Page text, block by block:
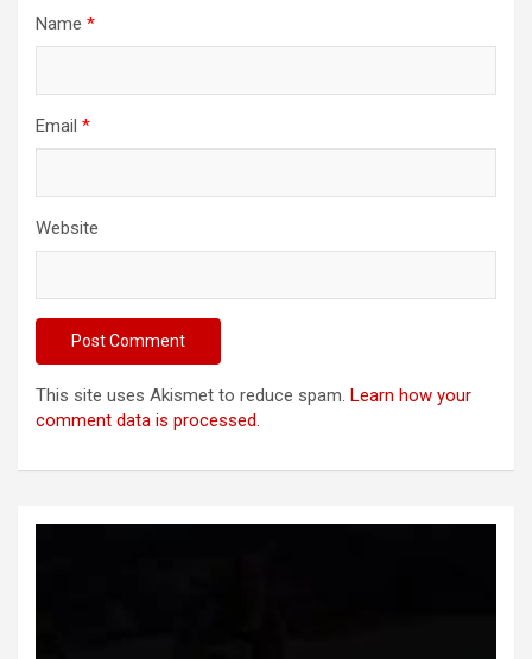
Name *
Email *
Website
This site uses Akismet to reduce spam. Learn how your
comment data is processed.